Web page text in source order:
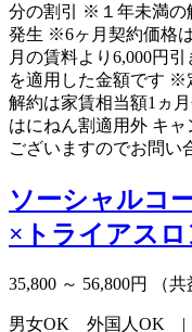
分の割引 ※１年未満の
発生 ※6ヶ月契約価格
月の賃料より6,000円
を適用した金額です ※
解約は家賃相当額1ヵ
はにねん割適用外 キ
ございますのでお問い
ソーシャルコ
×トライアスロ
35,800 ～ 56,800円 （
男女OK 外国人OK |